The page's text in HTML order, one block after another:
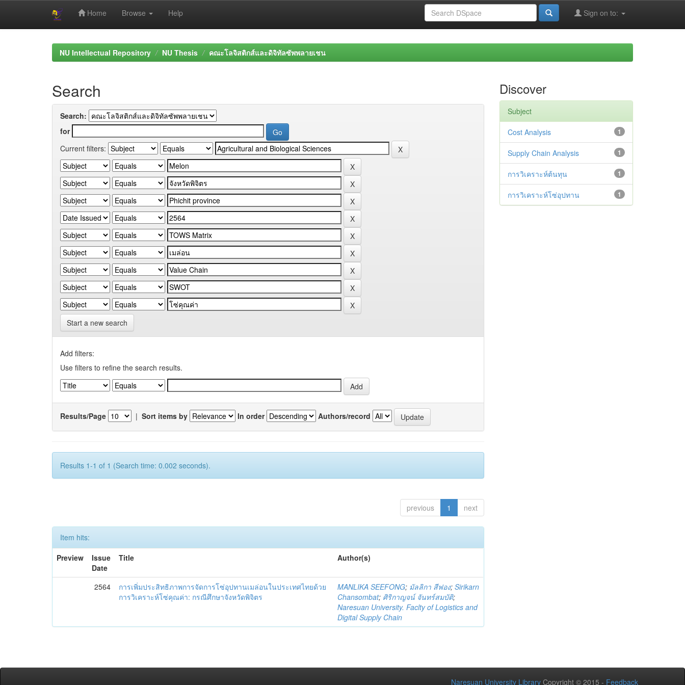
Home Browse Help Sign on to:
NU Intellectual Repository NU Thesis คณะโลจิสติกส์และดิจิทัลซัพพลายเชน
Search
Search:
for
Current filters:
Start a new search
Add filters:
Use filters to refine the search results.
Results/Page | Sort items by In order Authors/record
Results 1-1 of 1 (Search time: 0.002 seconds).
previous 1 next
Item hits:
Preview
Issue
Date
Title Author(s)
2564
การเพิ่มประสิทธิภาพการจัดการโซ่อุปทานเมล่อนในประเทศไทยด้วย
การวิเคราะห์โซ่คุณค่า: กรณีศึกษาจังหวัดพิจิตร
MANLIKA SEEFONG; มัลลิกา สีฟอง;Sirikarn
Chansombat; ศิริกาญจน์ จันทร์สมบัติ;
Naresuan University. Faclty of Logistics and
Digital Supply Chain
Discover
Subject
1
Cost Analysis
1
Supply Chain Analysis
1
การวิเคราะห์ต้นทุน
1
การวิเคราะห์โซ่อุปทาน
Naresuan University Library Copyright © 2015 - Feedback